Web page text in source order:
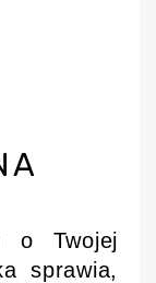
o Twojej
sprawia,